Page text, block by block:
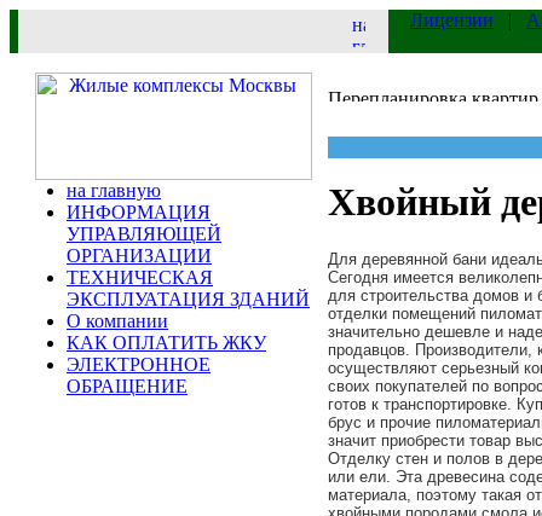
Лицензии |
на главную
ИНФОРМАЦИЯ
УПРАВЛЯЮЩЕЙ
ОРГАНИЗАЦИИ
ТЕХНИЧЕСКАЯ
ЭКСПЛУАТАЦИЯ ЗДАНИЙ
О компании
КАК ОПЛАТИТЬ ЖКУ
ЭЛЕКТРОННОЕ
ОБРАЩЕНИЕ
Хвойный
Для деревянной бани
Сегодня имеется
для строительства домов и
отделки помещений
значительно дешевле и
продавцов. Производители,
осуществляют серьезный
своих покупателей по
готов к транспортировке.
брус и прочие
значит приобрести товар
Отделку стен и полов в
или ели. Эта древесина
материала, поэтому такая